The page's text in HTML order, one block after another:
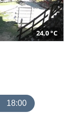
24,0 °C
18:00